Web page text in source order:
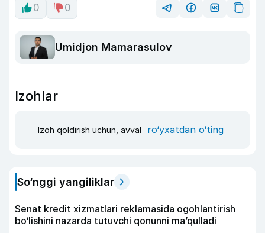
0
0
Umidjon Mamarasulov
Izohlar
Izoh qoldirish uchun, avval ro‘yxatdan o‘ting
So‘nggi yangiliklar
Senat kredit xizmatlari reklamasida ogohlantirish
bo‘lishini nazarda tutuvchi qonunni ma’qulladi